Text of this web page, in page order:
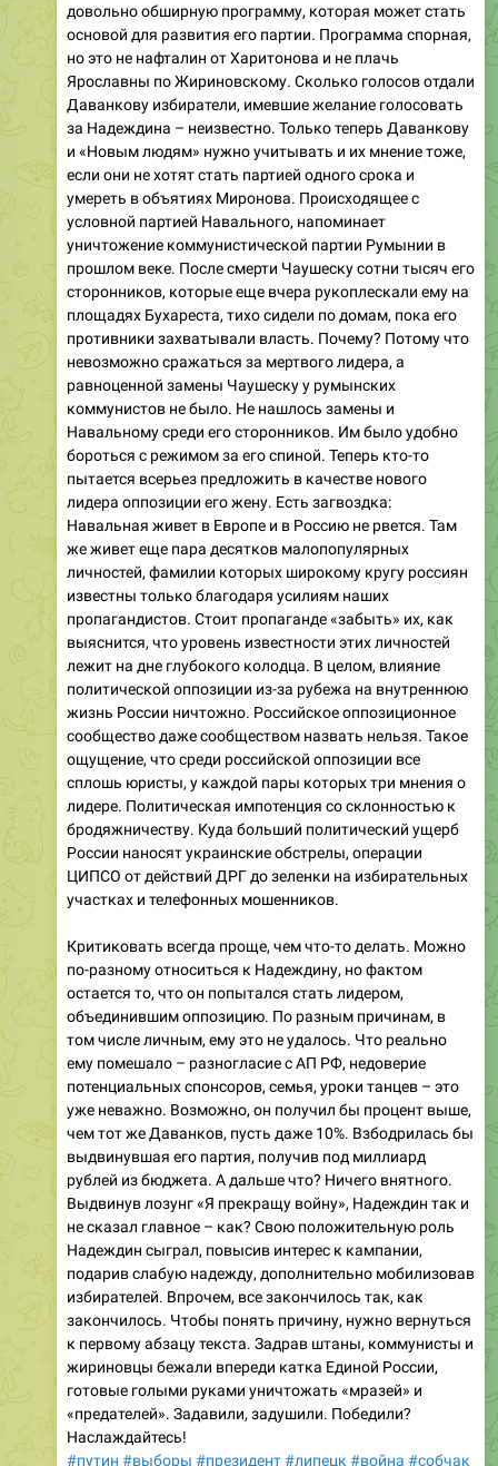
довольно обширную программу, которая может стать
основой для развития его партии. Программа спорная,
но это не нафталин от Харитонова и не плачь
Ярославны по Жириновскому. Сколько голосов отдали
Даванкову избиратели, имевшие желание голосовать
за Надеждина – неизвестно. Только теперь Даванкову
и «Новым людям» нужно учитывать и их мнение тоже,
если они не хотят стать партией одного срока и
умереть в объятиях Миронова. Происходящее с
условной партией Навального, напоминает
уничтожение коммунистической партии Румынии в
прошлом веке. После смерти Чаушеску сотни тысяч его
сторонников, которые еще вчера рукоплескали ему на
площадях Бухареста, тихо сидели по домам, пока его
противники захватывали власть. Почему? Потому что
невозможно сражаться за мертвого лидера, а
равноценной замены Чаушеску у румынских
коммунистов не было. Не нашлось замены и
Навальному среди его сторонников. Им было удобно
бороться с режимом за его спиной. Теперь кто-то
пытается всерьез предложить в качестве нового
лидера оппозиции его жену. Есть загвоздка:
Навальная живет в Европе и в Россию не рвется. Там
же живет еще пара десятков малопопулярных
личностей, фамилии которых широкому кругу россиян
известны только благодаря усилиям наших
пропагандистов. Стоит пропаганде «забыть» их, как
выяснится, что уровень известности этих личностей
лежит на дне глубокого колодца. В целом, влияние
политической оппозиции из-за рубежа на внутреннюю
жизнь России ничтожно. Российское оппозиционное
сообщество даже сообществом назвать нельзя. Такое
ощущение, что среди российской оппозиции все
сплошь юристы, у каждой пары которых три мнения о
лидере. Политическая импотенция со склонностью к
бродяжничеству. Куда больший политический ущерб
России наносят украинские обстрелы, операции
ЦИПСО от действий ДРГ до зеленки на избирательных
участках и телефонных мошенников.
Критиковать всегда проще, чем что-то делать. Можно
по-разному относиться к Надеждину, но фактом
остается то, что он попытался стать лидером,
объединившим оппозицию. По разным причинам, в
том числе личным, ему это не удалось. Что реально
ему помешало – разногласие с АП РФ, недоверие
потенциальных спонсоров, семья, уроки танцев – это
уже неважно. Возможно, он получил бы процент выше,
чем тот же Даванков, пусть даже 10%. Взбодрилась бы
выдвинувшая его партия, получив под миллиард
рублей из бюджета. А дальше что? Ничего внятного.
Выдвинув лозунг «Я прекращу войну», Надеждин так и
не сказал главное – как? Свою положительную роль
Надеждин сыграл, повысив интерес к кампании,
подарив слабую надежду, дополнительно мобилизовав
избирателей. Впрочем, все закончилось так, как
закончилось. Чтобы понять причину, нужно вернуться
к первому абзацу текста. Задрав штаны, коммунисты и
жириновцы бежали впереди катка Единой России,
готовые голыми руками уничтожать «мразей» и
«предателей». Задавили, задушили. Победили?
Наслаждайтесь!
#путин #выборы #президент#липецк #война #собчак